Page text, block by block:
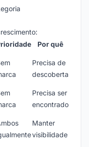
Por quê
Precisa de
descoberta
Precisa ser
encontrado
Manter
visibilidade